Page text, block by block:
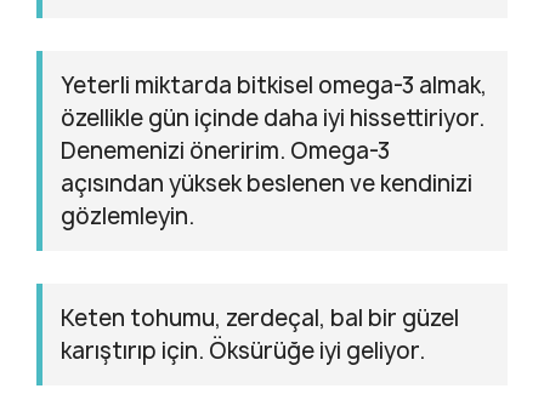
Yeterli miktarda bitkisel omega-3 almak,
özellikle gün içinde daha iyi hissettiriyor.
Denemenizi öneririm. Omega-3
açısından yüksek beslenen ve kendinizi
gözlemleyin.
Keten tohumu, zerdeçal, bal bir güzel
karıştırıp için. Öksürüğe iyi geliyor.